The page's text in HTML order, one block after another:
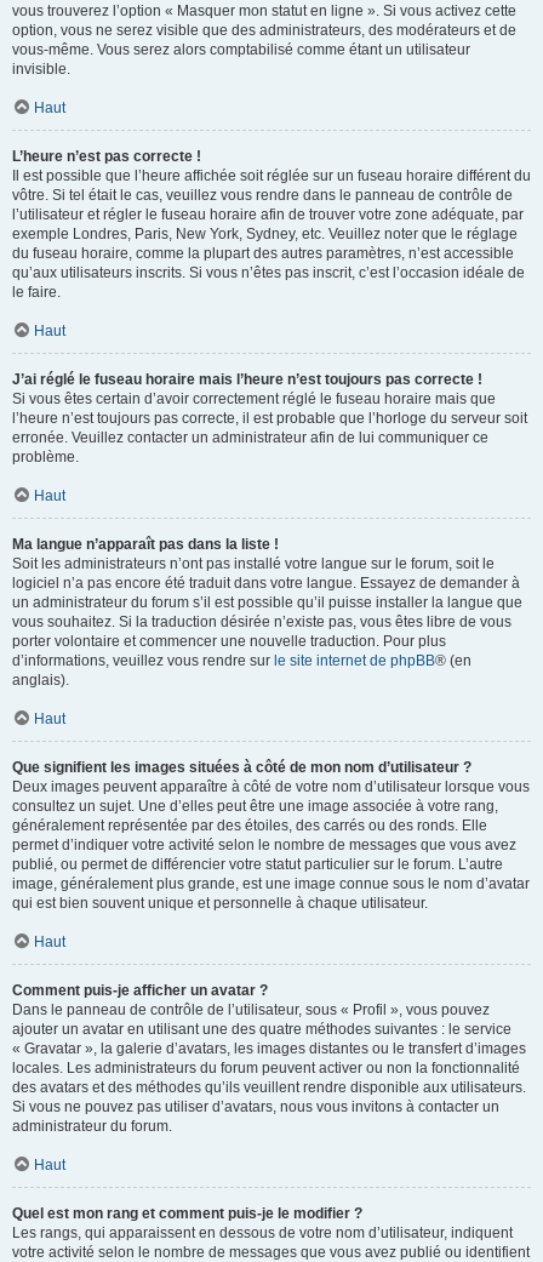
vous trouverez l’option « Masquer mon statut en ligne ». Si vous activez cette
option, vous ne serez visible que des administrateurs, des modérateurs et de
vous-même. Vous serez alors comptabilisé comme étant un utilisateur
invisible.
Haut
L’heure n’est pas correcte !
Il est possible que l’heure affichée soit réglée sur un fuseau horaire différent du
vôtre. Si tel était le cas, veuillez vous rendre dans le panneau de contrôle de
l’utilisateur et régler le fuseau horaire afin de trouver votre zone adéquate, par
exemple Londres, Paris, New York, Sydney, etc. Veuillez noter que le réglage
du fuseau horaire, comme la plupart des autres paramètres, n’est accessible
qu’aux utilisateurs inscrits. Si vous n’êtes pas inscrit, c’est l’occasion idéale de
le faire.
Haut
J’ai réglé le fuseau horaire mais l’heure n’est toujours pas correcte !
Si vous êtes certain d’avoir correctement réglé le fuseau horaire mais que
l’heure n’est toujours pas correcte, il est probable que l’horloge du serveur soit
erronée. Veuillez contacter un administrateur afin de lui communiquer ce
problème.
Haut
Ma langue n’apparaît pas dans la liste !
Soit les administrateurs n’ont pas installé votre langue sur le forum, soit le
logiciel n’a pas encore été traduit dans votre langue. Essayez de demander à
un administrateur du forum s’il est possible qu’il puisse installer la langue que
vous souhaitez. Si la traduction désirée n’existe pas, vous êtes libre de vous
porter volontaire et commencer une nouvelle traduction. Pour plus
d’informations, veuillez vous rendre sur le site internet de phpBB® (en
anglais).
Haut
Que signifient les images situées à côté de mon nom d’utilisateur ?
Deux images peuvent apparaître à côté de votre nom d’utilisateur lorsque vous
consultez un sujet. Une d’elles peut être une image associée à votre rang,
généralement représentée par des étoiles, des carrés ou des ronds. Elle
permet d’indiquer votre activité selon le nombre de messages que vous avez
publié, ou permet de différencier votre statut particulier sur le forum. L’autre
image, généralement plus grande, est une image connue sous le nom d’avatar
qui est bien souvent unique et personnelle à chaque utilisateur.
Haut
Comment puis-je afficher un avatar ?
Dans le panneau de contrôle de l’utilisateur, sous « Profil », vous pouvez
ajouter un avatar en utilisant une des quatre méthodes suivantes : le service
« Gravatar », la galerie d’avatars, les images distantes ou le transfert d’images
locales. Les administrateurs du forum peuvent activer ou non la fonctionnalité
des avatars et des méthodes qu’ils veuillent rendre disponible aux utilisateurs.
Si vous ne pouvez pas utiliser d’avatars, nous vous invitons à contacter un
administrateur du forum.
Haut
Quel est mon rang et comment puis-je le modifier ?
Les rangs, qui apparaissent en dessous de votre nom d’utilisateur, indiquent
votre activité selon le nombre de messages que vous avez publié ou identifient